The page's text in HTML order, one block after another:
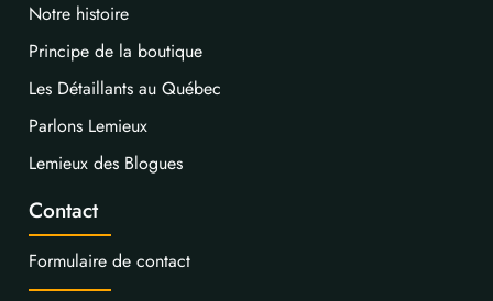
Notre histoire
Principe de la boutique
Les Détaillants au Québec
Parlons Lemieux
Lemieux des Blogues
Contact
Formulaire de contact